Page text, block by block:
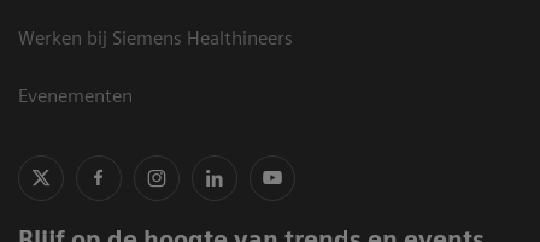
Werken bij Siemens Healthineers
Evenementen